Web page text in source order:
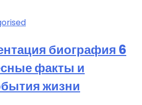
биография 6
факты и
жизни